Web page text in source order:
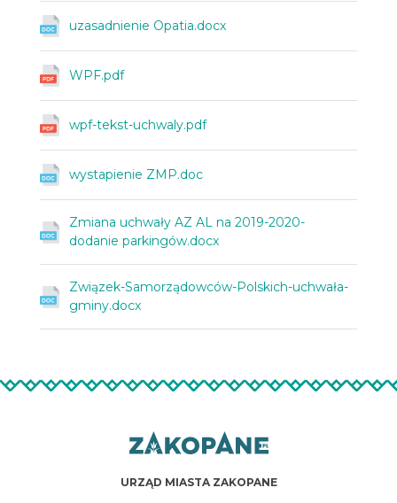
uzasadnienie Opatia.docx
WPF.pdf
wpf-tekst-uchwaly.pdf
wystapienie ZMP.doc
Zmiana uchwały AZ AL na 2019-2020-
dodanie parkingów.docx
Związek-Samorządowców-Polskich-uchwała-
gminy.docx
URZĄD MIASTA ZAKOPANE